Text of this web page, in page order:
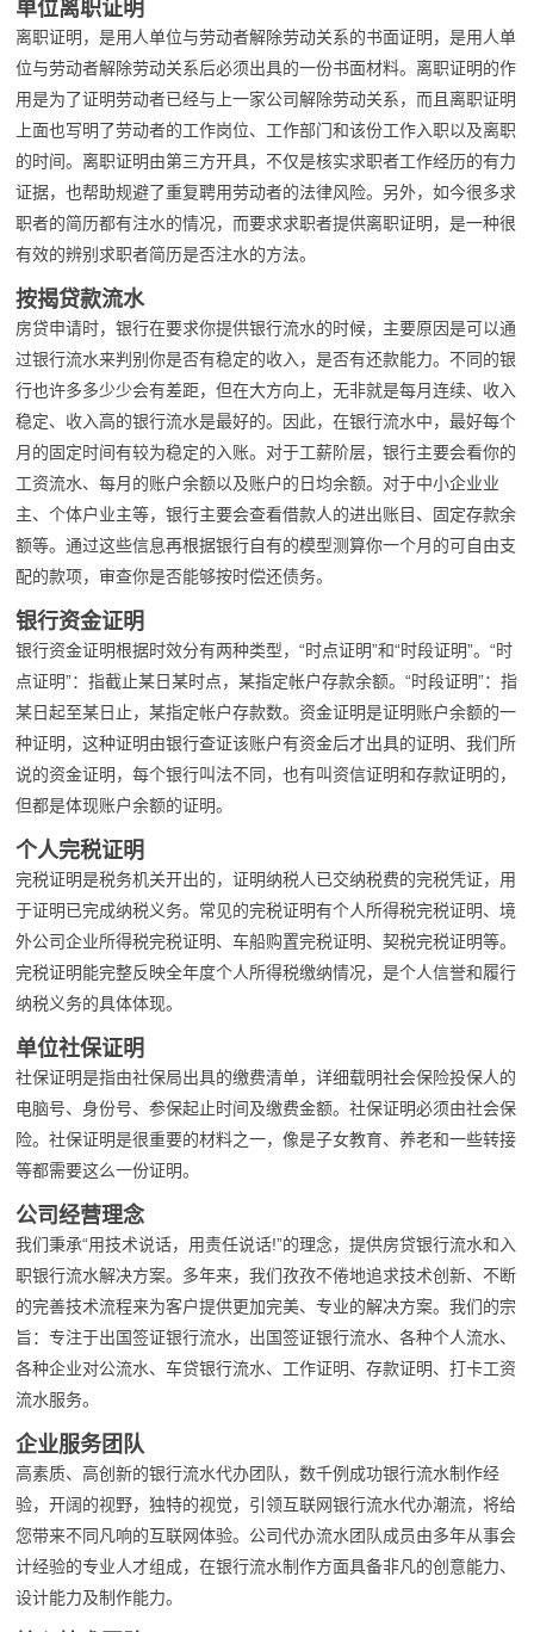
单位离职证明
离职证明，是用人单位与劳动者解除劳动关系的书面证明，是用人单
位与劳动者解除劳动关系后必须出具的一份书面材料。离职证明的作
用是为了证明劳动者已经与上一家公司解除劳动关系，而且离职证明
上面也写明了劳动者的工作岗位、工作部门和该份工作入职以及离职
的时间。离职证明由第三方开具，不仅是核实求职者工作经历的有力
证据，也帮助规避了重复聘用劳动者的法律风险。另外，如今很多求
职者的简历都有注水的情况，而要求求职者提供离职证明，是一种很
有效的辨别求职者简历是否注水的方法。
按揭贷款流水
房贷申请时，银行在要求你提供银行流水的时候，主要原因是可以通
过银行流水来判别你是否有稳定的收入，是否有还款能力。不同的银
行也许多多少少会有差距，但在大方向上，无非就是每月连续、收入
稳定、收入高的银行流水是最好的。因此，在银行流水中，最好每个
月的固定时间有较为稳定的入账。对于工薪阶层，银行主要会看你的
工资流水、每月的账户余额以及账户的日均余额。对于中小企业业
主、个体户业主等，银行主要会查看借款人的进出账目、固定存款余
额等。通过这些信息再根据银行自有的模型测算你一个月的可自由支
配的款项，审查你是否能够按时偿还债务。
银行资金证明
银行资金证明根据时效分有两种类型，“时点证明”和“时段证明”。“时
点证明”：指截止某日某时点，某指定帐户存款余额。“时段证明”：指
某日起至某日止，某指定帐户存款数。资金证明是证明账户余额的一
种证明，这种证明由银行查证该账户有资金后才出具的证明、我们所
说的资金证明，每个银行叫法不同，也有叫资信证明和存款证明的，
但都是体现账户余额的证明。
个人完税证明
完税证明是税务机关开出的，证明纳税人已交纳税费的完税凭证，用
于证明已完成纳税义务。常见的完税证明有个人所得税完税证明、境
外公司企业所得税完税证明、车船购置完税证明、契税完税证明等。
完税证明能完整反映全年度个人所得税缴纳情况，是个人信誉和履行
纳税义务的具体体现。
单位社保证明
社保证明是指由社保局出具的缴费清单，详细载明社会保险投保人的
电脑号、身份号、参保起止时间及缴费金额。社保证明必须由社会保
险。社保证明是很重要的材料之一，像是子女教育、养老和一些转接
等都需要这么一份证明。
公司经营理念
我们秉承“用技术说话，用责任说话!”的理念，提供房贷银行流水和入
职银行流水解决方案。多年来，我们孜孜不倦地追求技术创新、不断
的完善技术流程来为客户提供更加完美、专业的解决方案。我们的宗
旨：专注于出国签证银行流水，出国签证银行流水、各种个人流水、
各种企业对公流水、车贷银行流水、工作证明、存款证明、打卡工资
流水服务。
企业服务团队
高素质、高创新的银行流水代办团队，数千例成功银行流水制作经
验，开阔的视野，独特的视觉，引领互联网银行流水代办潮流，将给
您带来不同凡响的互联网体验。公司代办流水团队成员由多年从事会
计经验的专业人才组成，在银行流水制作方面具备非凡的创意能力、
设计能力及制作能力。